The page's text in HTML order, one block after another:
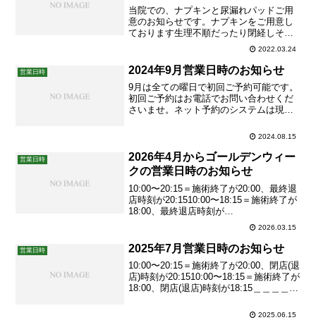
当院での、ナプキンと尿漏れパッドご用
意のお知らせです。ナプキンをご用意し
ております生理不順だったり閉経しそう
でしない、そんな方が多く通われるいろ
はでは、生理用品(ナプキン)をご用意して
おります。「今日はまだ来る予定はない
のに、いろはに着いてトイレに行ったら
生理が始まっていた」「施...
2022.03.24
営業日時 2024年9月営業日時のお知らせ
9月は全ての曜日で初回ご予約可能です。
初回ご予約はお電話でお問い合わせくだ
さいませ。ネット予約のシステムは現在
予約が可能です。初回ご予約の方法はこ
えています。「久しぶりすぎて行きづら
いなあ」なんて思われな...
2024.08.15
営業日時
2026年4月からゴールデンウィー
クの営業日時のお知らせ
10:00〜20:15＝施術終了が20:00、最終退
店時刻が20:1510:00〜18:15＝施術終了が
18:00、最終退店時刻が
18:15____3/25(水)~4/1(水)は8連休をいた
だきます。LINEのご予約お問い合わせの
み可能です、電話対応と施術は承ってお
りません。ご迷...
2026.03.15
営業日時 2025年7月営業日時のお知らせ
10:00〜20:15＝施術終了が20:00、閉店(退
店)時刻が20:1510:00〜18:15＝施術終了が
18:00、閉店(退店)時刻が18:15＿＿＿＿＿
ター様限定でご予約を承ります。初回ご
2025.06.15